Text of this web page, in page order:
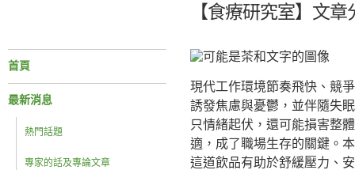
【食療研究室】文
首頁
最新消息
熱門話題
專家的話及專論文章
現代工作環境節奏飛快、競
誘發焦慮與憂鬱，並伴隨失
只情緒起伏，還可能損害整
適，成了職場生存的關鍵。
這道飲品有助於舒緩壓力、